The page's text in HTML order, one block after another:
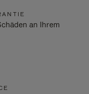
an Ihrem